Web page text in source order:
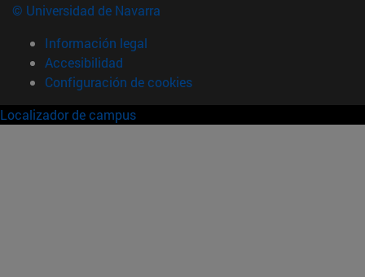
© Universidad de Navarra
Información legal
Accesibilidad
Configuración de cookies
Localizador de campus